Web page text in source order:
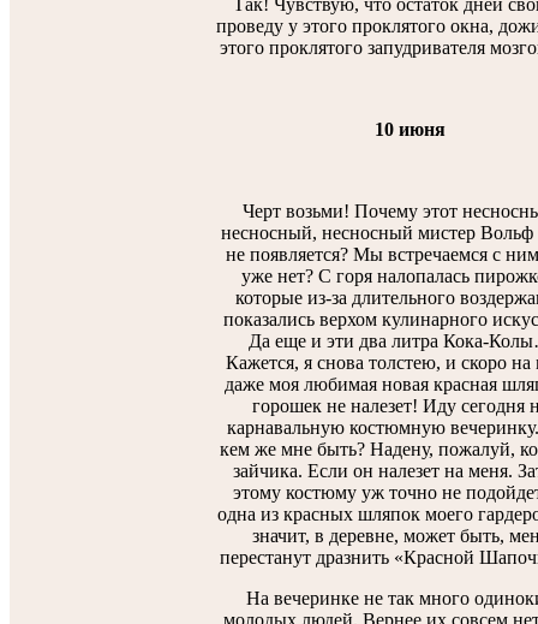
проведу у этого проклятого окна,
этого проклятого запудривателя
10 июня
Черт возьми! Почему этот
несносный, несносный мистер Вольф
не появляется? Мы встречаемся с
уже нет? С горя налопалась
которые из-за длительного
показались верхом кулинарного
Да еще и эти два литра Кока-
Кажется, я снова толстею, и скоро на
даже моя любимая новая красная
горошек не налезет! Иду сегодня
карнавальную костюмную
кем же мне быть? Надену, пожалуй,
зайчика. Если он налезет на меня.
этому костюму уж точно не
одна из красных шляпок моего
значит, в деревне, может быть,
перестанут дразнить «Красной
На вечеринке не так много
молодых людей. Вернее их совсем